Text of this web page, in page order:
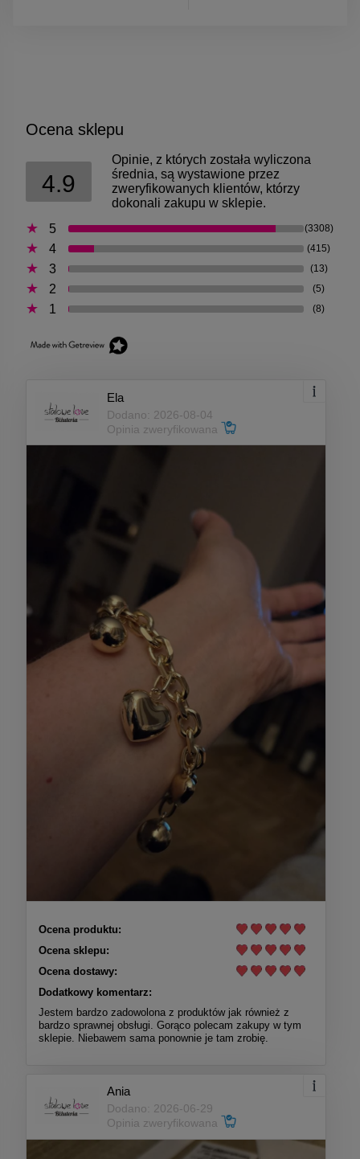
Ocena sklepu
4.9
Opinie, z których została wyliczona
średnia, są wystawione przez
zweryfikowanych klientów, którzy
dokonali zakupu w sklepie.
5
(3308)
4 (415)
3 (13)
2 (5)
1 (8)
Ela
Dodano: 2026-08-04
Opinia zweryfikowana
Ocena produktu:
Ocena sklepu:
Ocena dostawy:
Dodatkowy komentarz:
Jestem bardzo zadowolona z produktów jak również z
bardzo sprawnej obsługi. Gorąco polecam zakupy w tym
sklepie. Niebawem sama ponownie je tam zrobię.
Ania
Dodano: 2026-06-29
Opinia zweryfikowana